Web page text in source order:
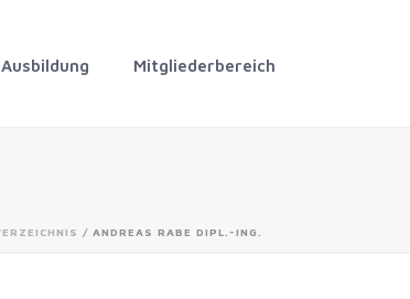
Ausbildung Mitgliederbereich
/ ANDREAS RABE DIPL.-ING.